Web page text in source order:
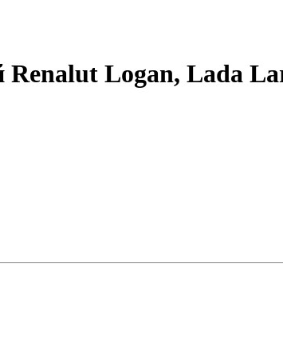
Logan, Lada